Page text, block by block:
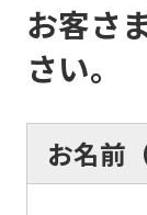
お客さ
さい。
お名前